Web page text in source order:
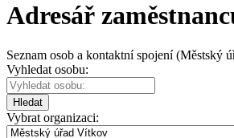
Adresář
Seznam osob a kontaktní spojení (Městský
Vyhledat osobu:
Hledat
Vybrat organizaci: